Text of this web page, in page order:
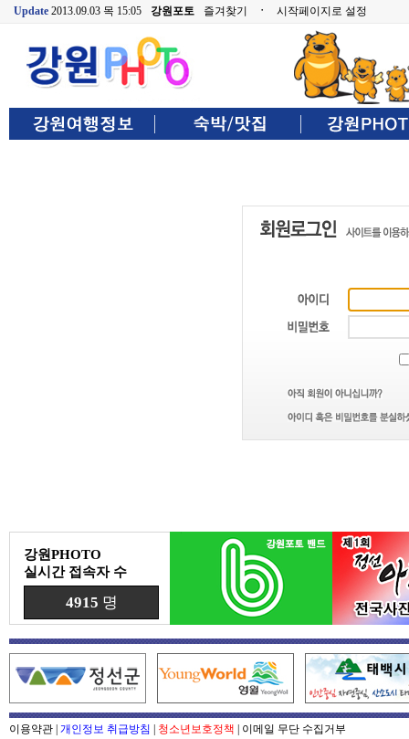
Update 2013.09.03 목 15:05 강원포토 즐겨찾기 ㆍ 시작페이지로 설정
강원PHOTO
실시간 접속자 수
4915 명
이용약관 개인정보 취급방침 청소년보호정책
이메일 무단 수집거부